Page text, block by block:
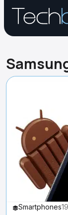
Smartphones